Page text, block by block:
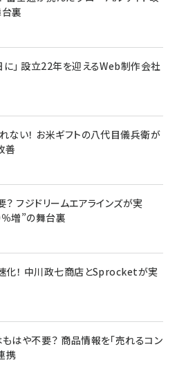
裏
」 設立22年を迎えるWeb制作会社
ない！ お米ギフトの八代目儀兵衛が
善
フジドリームエアラインズが実
増”の舞台裏
化！ 中川政七商店とSprocketが実
はや不要？ 商品情報を「売れるコン
携